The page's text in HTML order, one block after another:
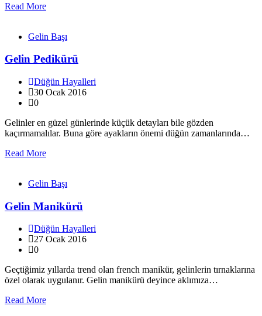
Read More
Gelin Başı
Gelin Pedikürü
Düğün Hayalleri
30 Ocak 2016
0
Gelinler en güzel günlerinde küçük detayları bile gözden
kaçırmamalılar. Buna göre ayakların önemi düğün zamanlarında…
Read More
Gelin Başı
Gelin Manikürü
Düğün Hayalleri
27 Ocak 2016
0
Geçtiğimiz yıllarda trend olan french manikür, gelinlerin tırnaklarına
özel olarak uygulanır. Gelin manikürü deyince aklımıza…
Read More